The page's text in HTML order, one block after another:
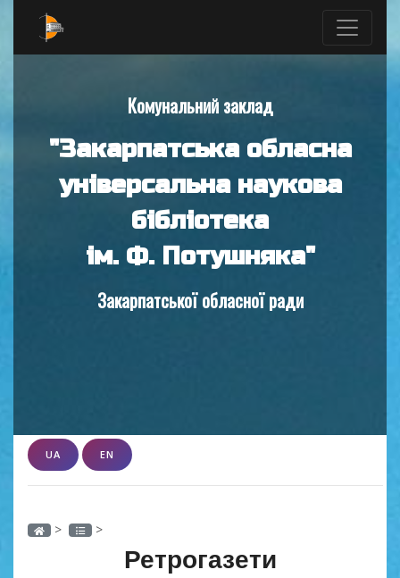
Комунальний заклад
"Закарпатська обласна
універсальна наукова
бібліотека
ім. Ф. Потушняка"
Закарпатської обласної ради
UA EN
> >
Ретрогазети